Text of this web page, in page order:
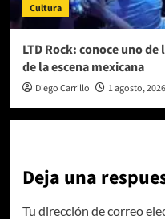
Cultura
LTD Rock: conoce uno
de la escena mexicana
Diego Carrillo 1 agosto, 2026
Deja una
Tu dirección de correo